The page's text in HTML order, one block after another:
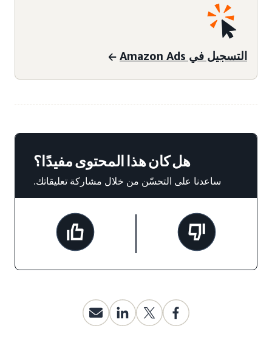
التسجيل في Amazon Ads
هل كان هذا المحتوى مفيدًا؟
ساعدنا على التحسّن من خلال مشاركة تعليقاتك.